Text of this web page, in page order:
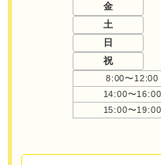
金
土
日
祝
8:00〜12:00
14:00〜16:00
15:00〜19:00